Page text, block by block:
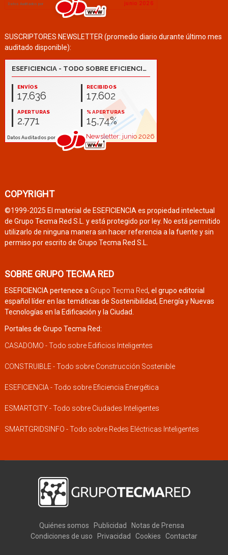
SUSCRIPTORES NEWSLETTER (promedio diario durante último mes
auditado disponible):
COPYRIGHT
©1999-2025 El material de ESEFICIENCIA es propiedad intelectual
de Grupo Tecma Red S.L. y está protegido por ley. No está permitido
utilizarlo de ninguna manera sin hacer referencia a la fuente y sin
permiso por escrito de Grupo Tecma Red S.L.
SOBRE GRUPO TECMA RED
ESEFICIENCIA pertenece a Grupo Tecma Red, el grupo editorial
español líder en las temáticas de Sostenibilidad, Energía y Nuevas
Tecnologías en la Edificación y la Ciudad.
Portales de Grupo Tecma Red:
CASADOMO - Todo sobre Edificios Inteligentes
CONSTRUIBLE - Todo sobre Construcción Sostenible
ESEFICIENCIA - Todo sobre Eficiencia Energética
ESMARTCITY - Todo sobre Ciudades Inteligentes
SMARTGRIDSINFO - Todo sobre Redes Eléctricas Inteligentes
Quiénes somos Publicidad
Notas de Prensa
Condiciones de uso
Privacidad Cookies Contactar